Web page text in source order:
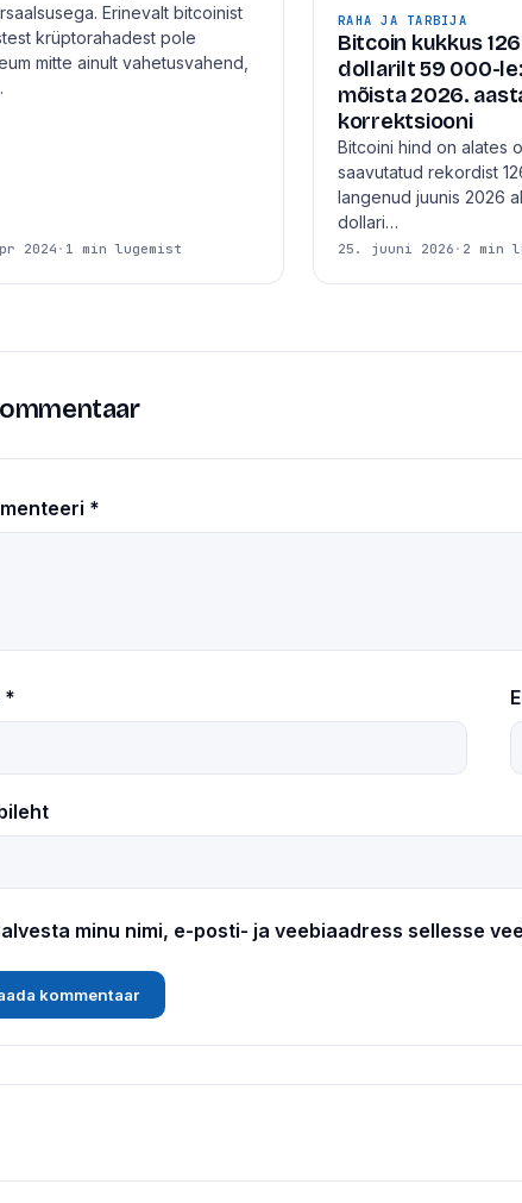
Erinevalt bitcoinist
krüptorahadest pole
mitte ainult vahetusvahend,
2024 · 1 min lugemist
RAHA JA TARBIJA
Bitcoin kukkus
dollarilt 59 000-
mõista 2026.
korrektsiooni
Bitcoini hind on alates
saavutatud rekordist
langenud juunis 2026
dollari…
25. juuni 2026 · 2 min
*
*
minu nimi, e-posti- ja veebiaadress sellesse